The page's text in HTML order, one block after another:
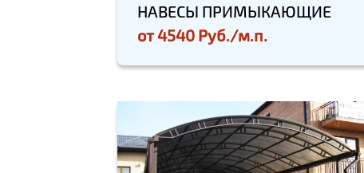
НАВЕСЫ ПРИМЫКАЮЩИЕ
от4540 Руб./м.п.